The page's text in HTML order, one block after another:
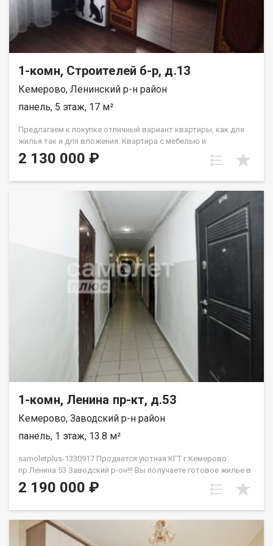
paсчитывaютcя индивидуaльно. Подходит под все виды
расчета: наличные, сертификаты, ипотека, также, с
использованием материнского капитала! Отличный вариант
для тех, кто ценит комфорт и тишину. Рады будем ответить на
все ваши вопросы с 9:00 до 21:00​. Набиева Алия
1-комн, Строителей б-р, д.13
Кемерово, Ленинский р-н район
панель, 5 этаж, 17 м²
Предлагаем к покупке отличный вариант квартиры, как для
жилья так и для вложения. Квартира с мебелью и
косметическим ремонтом: стеклопакет, на полу линолеум, на
стенах обои,с/у совмещен Лена Васильева
2 130 000 ₽
1-комн, Ленина пр-кт, д.53
Кемерово, Заводский р-н район
панель, 1 этаж, 13.8 м²
samoletplus-1330917 Продается уютная КГТ г.Кемерово
пр.Ленина 53 Заводский р-он!!! Вы получаете готовое жилье в
самом сердце города без необходимости вкладываться в
капитальный ремонт.<!--TgQPHd||[]--> Главные преимущества
библиотеки и коворкинги. Отличное состояние<!--TgQPHd||[]-->:
чистая, светлая комната, свежие обои, пластиковое окно и
2 190 000 ₽